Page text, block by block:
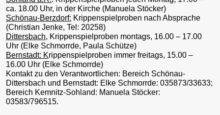
ca. 18.00 Uhr, in der Kirche (Manuela Stöcker)
Schönau-Berzdorf: Krippenspielproben nach Absprache
(Christian Jenke, Tel: 20258)
Dittersbach, Krippenspielproben montags, 16.00 – 17.00
Uhr (Elke Schmorrde, Paula Schütze)
Bernstadt: Krippenspielproben immer freitags, 15.00 –
16.00 Uhr (Elke Schmorrde)
Kontakt zu den Verantwortlichen: Bereich Schönau-
Dittersbach und Bernstadt: Elke Schmorrde: 035873/33633;
Bereich Kemnitz-Sohland: Manuela Stöcker:
03583/796515.